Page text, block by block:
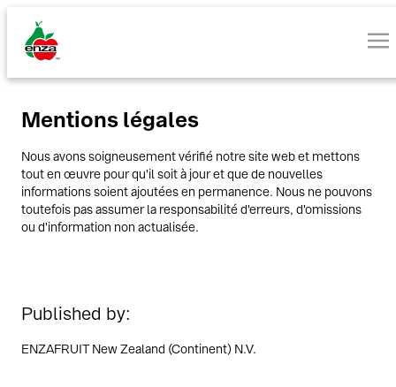
Mentions légales
Nous avons soigneusement vérifié notre site web et mettons
tout en œuvre pour qu'il soit à jour et que de nouvelles
informations soient ajoutées en permanence. Nous ne pouvons
toutefois pas assumer la responsabilité d'erreurs, d'omissions
ou d'information non actualisée.
Published by:
ENZAFRUIT New Zealand (Continent) N.V.